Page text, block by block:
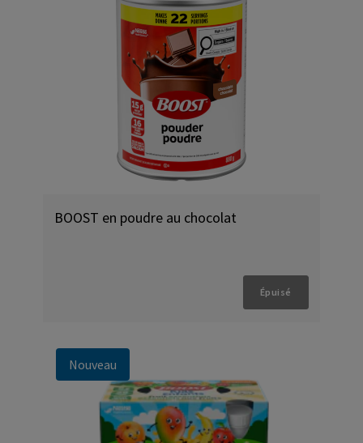
BOOST en poudre au chocolat
Épuisé
Nouveau